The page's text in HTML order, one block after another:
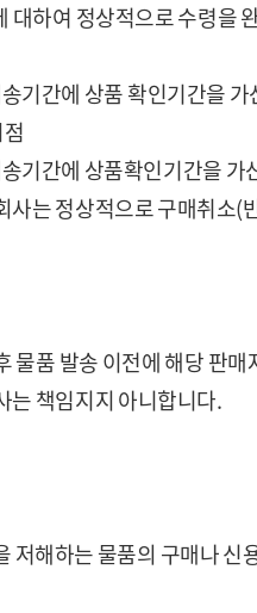
대하여 정상적으로 수령을
기간에 상품 확인기간을
기간에 상품확인기간을
사는 정상적으로 구매취소
물품 발송 이전에 해당 판
는 책임지지 아니합니다.
해하는 물품의 구매나 신